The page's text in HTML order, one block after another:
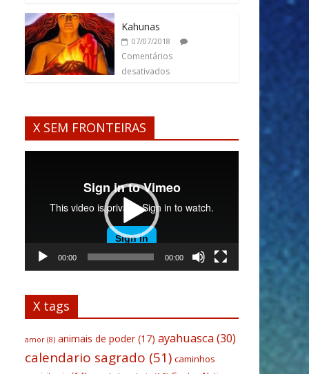
Kahunas
07/07/2018
Comentários
desativados
X SEM FRONTEIRAS
00:00 00:00
X tags
amor (8) animais de poder(17) ayahuasca(30)
calendario sagrado (51) caminhos